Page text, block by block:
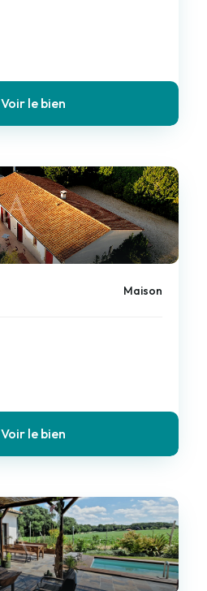
Voir le bien
Maison
Voir le bien